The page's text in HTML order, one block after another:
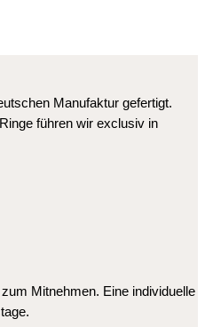
Manufaktur gefertigt.
führen wir exclusiv in
Mitnehmen. Eine individuelle